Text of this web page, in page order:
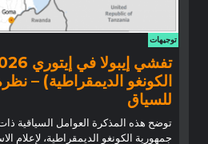
توجيهات
الكونغو الديمقراطية) –
للسياق
توضح هذه المذكرة العوامل السياقية
جمهورية الكونغو الديمقراطية، لإعلام